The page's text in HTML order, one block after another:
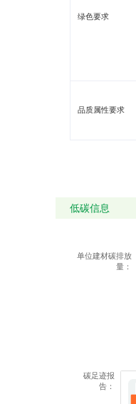
绿色要求
品质属性要求
低碳信息
单位建材碳排放
量：
碳足迹报
告：